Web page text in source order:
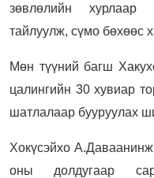
зөвлөлийн хурлаар
тайлуулж, сүмо бөхөөс
Мөн түүний багш
цалингийн 30 хувиар
шатлалаар бууруулах
Хокүсэйхо
оны долдугаар